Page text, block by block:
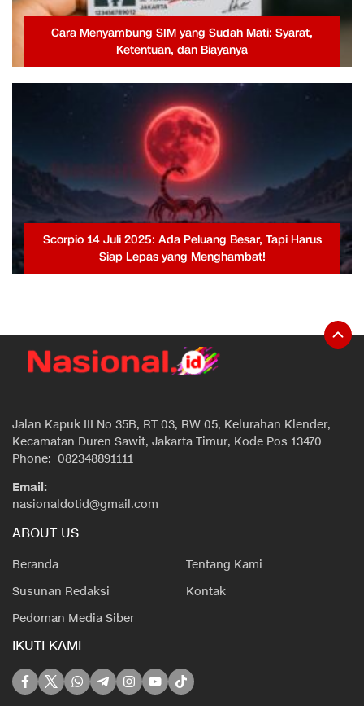
Cara Menyambung SIM yang Sudah Mati: Syarat,
Ketentuan, dan Biayanya
Scorpio 14 Juli 2025: Ada Peluang Besar, Tapi Harus
Siap Lepas yang Menghambat!
Jalan Kapuk III No 35B, RT 03, RW 05, Kelurahan Klender,
Kecamatan Duren Sawit, Jakarta Timur, Kode Pos 13470
Phone: 082348891111
Email:
nasionaldotid@gmail.com
ABOUT US
Beranda
Tentang Kami
Susunan Redaksi
Kontak
Pedoman Media Siber
IKUTI KAMI